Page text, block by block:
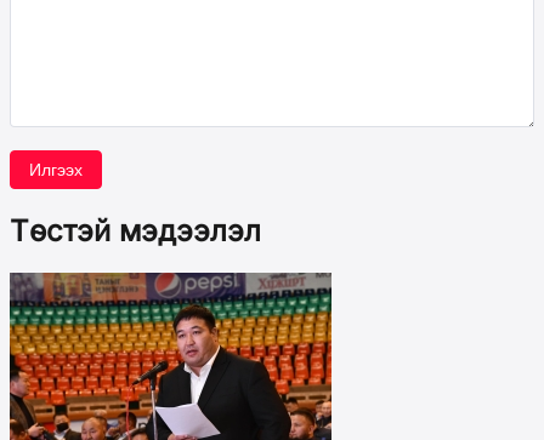
Илгээх
Төстэй мэдээлэл